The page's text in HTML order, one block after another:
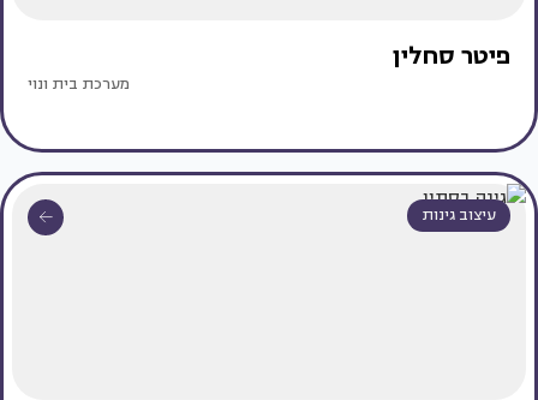
פיטר סחלין
מערכת בית ונוי
עיצוב גינות